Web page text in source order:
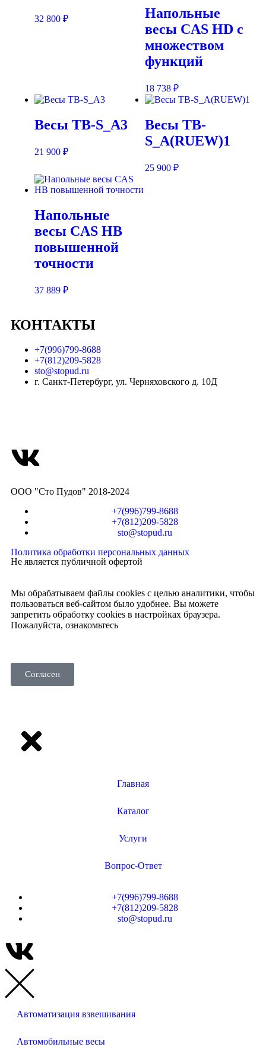
32 800 ₽
Напольные
весы CAS HD c
множеством
функций
18 738 ₽
Весы ТВ-S_А3
21 900 ₽
Весы ТВ-
S_А(RUEW)1
25 900 ₽
Напольные
весы CAS HB
повышенной
точности
37 889 ₽
КОНТАКТЫ
+7(996)799-8688
+7(812)209-5828
sto@stopud.ru
г. Санкт-Петербург, ул. Черняховского д. 10Д
ООО "Сто Пудов" 2018-2024
+7(996)799-8688
+7(812)209-5828
sto@stopud.ru
Политика обработки персональных данных
Не является публичной офертой
Мы обрабатываем файлы cookies с целью аналитики, чтобы
пользоваться веб-сайтом было удобнее. Вы можете
запретить обработку cookies в настройках браузера.
Пожалуйста, ознакомьтесь
Согласен
Главная
Каталог
Услуги
Вопрос-Ответ
+7(996)799-8688
+7(812)209-5828
sto@stopud.ru
Автоматизация взвешивания
Автомобильные весы